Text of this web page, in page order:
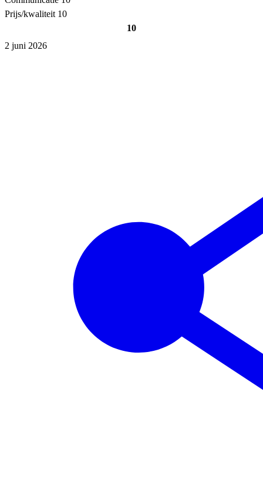
Prijs/kwaliteit 10
10
2 juni 2026